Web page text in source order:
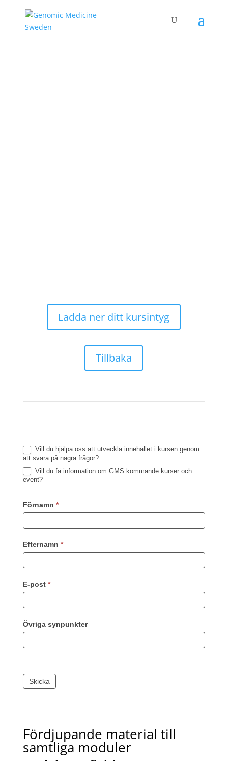
Ladda ner ditt kursintyg
Tillbaka
Precisionsmedicin
i
praktiken
-
Vill du hjälpa oss att utveckla innehållet i kursen genom
att svara på några frågor?
Vill du få information om GMS kommande kurser och
event?
Förnamn *
Efternamn *
E-post *
Övriga synpunkter
Skicka
Fördjupande material till
samtliga moduler